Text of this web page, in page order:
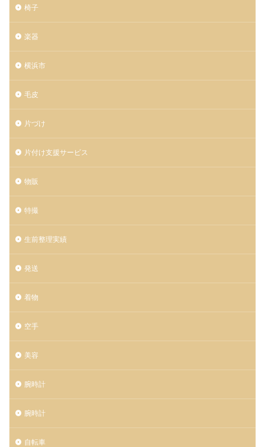
椅子
楽器
横浜市
毛皮
片づけ
片付け支援サービス
物販
特撮
生前整理実績
発送
着物
空手
美容
腕時計
腕時計
自転車